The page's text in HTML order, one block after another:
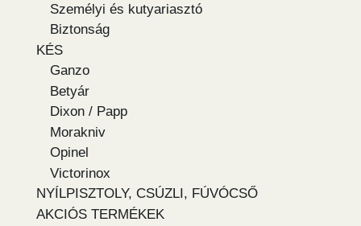
Személyi és kutyariasztó
Biztonság
KÉS
Ganzo
Betyár
Dixon / Papp
Morakniv
Opinel
Victorinox
NYÍLPISZTOLY, CSÚZLI, FÚVÓCSŐ
AKCIÓS TERMÉKEK